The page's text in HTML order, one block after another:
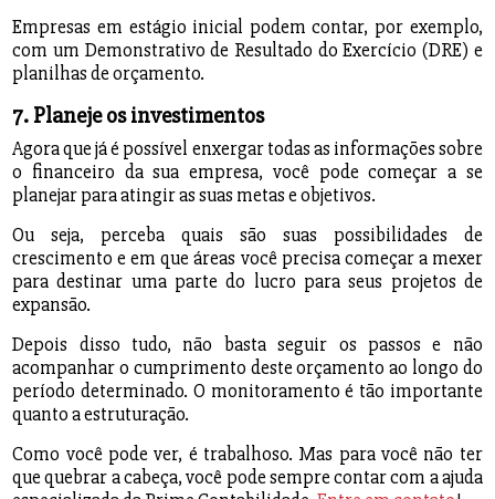
Empresas em estágio inicial podem contar, por exemplo,
com um Demonstrativo de Resultado do Exercício (DRE) e
planilhas de orçamento.
7. Planeje os investimentos
Agora que já é possível enxergar todas as informações sobre
o financeiro da sua empresa, você pode começar a se
planejar para atingir as suas metas e objetivos.
Ou seja, perceba quais são suas possibilidades de
crescimento e em que áreas você precisa começar a mexer
para destinar uma parte do lucro para seus projetos de
expansão.
Depois disso tudo, não basta seguir os passos e não
acompanhar o cumprimento deste orçamento ao longo do
período determinado. O monitoramento é tão importante
quanto a estruturação.
Como você pode ver, é trabalhoso. Mas para você não ter
que quebrar a cabeça, você pode sempre contar com a ajuda